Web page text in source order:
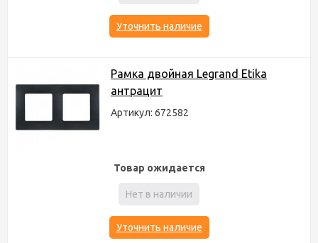
Уточнить наличие
Рамка двойная Legrand Etika
антрацит
Артикул: 672582
Товар ожидается
Нет в наличии
Уточнить наличие